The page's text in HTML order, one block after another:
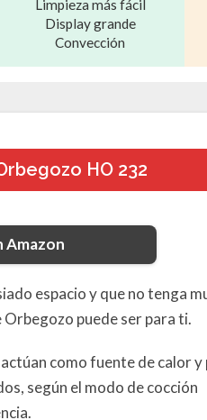
Limpieza más fácil
Display grande
Convección
HO 232
Amazon
espacio y que no tenga
puede ser para ti.
como fuente de calor
según el modo de cocción